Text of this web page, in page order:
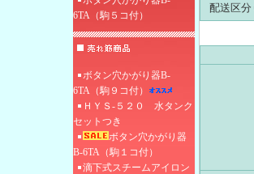
6TA（駒５コ付）
ボタン穴かがり器B-
6TA（駒９コ付）
ＨＹＳ-５２０ 水タンク
セットつき
ボタン穴かがり器
B-6TA（駒１コ付）
滴下式スチームアイロン
配送区分